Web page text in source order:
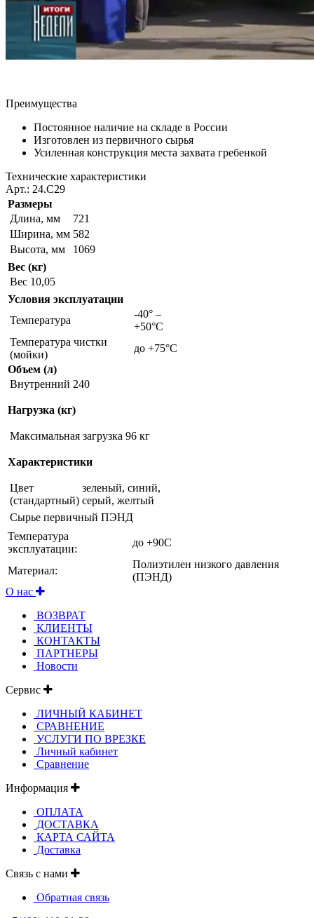
Преимущества
Постоянное наличие на складе в России
Изготовлен из первичного сырья
Усиленная конструкция места захвата гребенкой
Технические характеристики
Арт.: 24.С29
Размеры
Длина, мм
721
Ширина, мм 582
Высота, мм
1069
Вес (кг)
Вес 10,05
Условия эксплуатации
Температура
-40° –
+50°С
Температура чистки
(мойки)
до +75°С
Объем (л)
Внутренний 240
Нагрузка (кг)
Максимальная загрузка 96 кг
Характеристики
Цвет
(стандартный)
зеленый, синий,
серый, желтый
Сырье первичный ПЭНД
Температура
эксплуатации:
до +90С
Материал:
Полиэтилен низкого давления
(ПЭНД)
О нас
ВОЗВРАТ
КЛИЕНТЫ
КОНТАКТЫ
ПАРТНЕРЫ
Новости
Сервис
ЛИЧНЫЙ КАБИНЕТ
СРАВНЕНИЕ
УСЛУГИ ПО ВРЕЗКЕ
Личный кабинет
Сравнение
Информация
ОПЛАТА
ДОСТАВКА
КАРТА САЙТА
Доставка
Связь с нами
Обратная связь